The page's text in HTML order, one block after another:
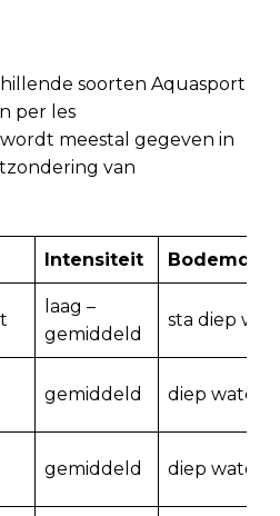
soorten Aquasport
per les
meestal gegeven in
van
Intensiteit
laag –
gemiddeld
sta diep
gemiddeld diep water
gemiddeld diep water